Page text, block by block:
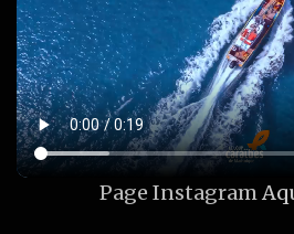
Page Instagram